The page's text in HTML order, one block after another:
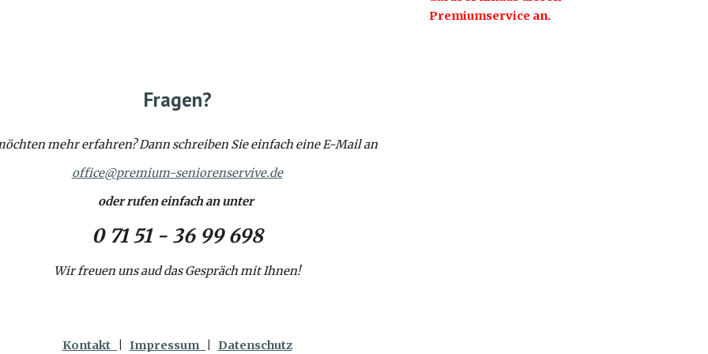
Premiumservice an.
Fragen?
mehr erfahren? Dann schreiben Sie einfach eine E-Mail an
office@premium-seniorenservive.de
oder rufen einfach an unter
0 71 51 - 36 99 698
Wir freuen uns aud das Gespräch mit Ihnen!
Kontakt Impressum Datenschutz